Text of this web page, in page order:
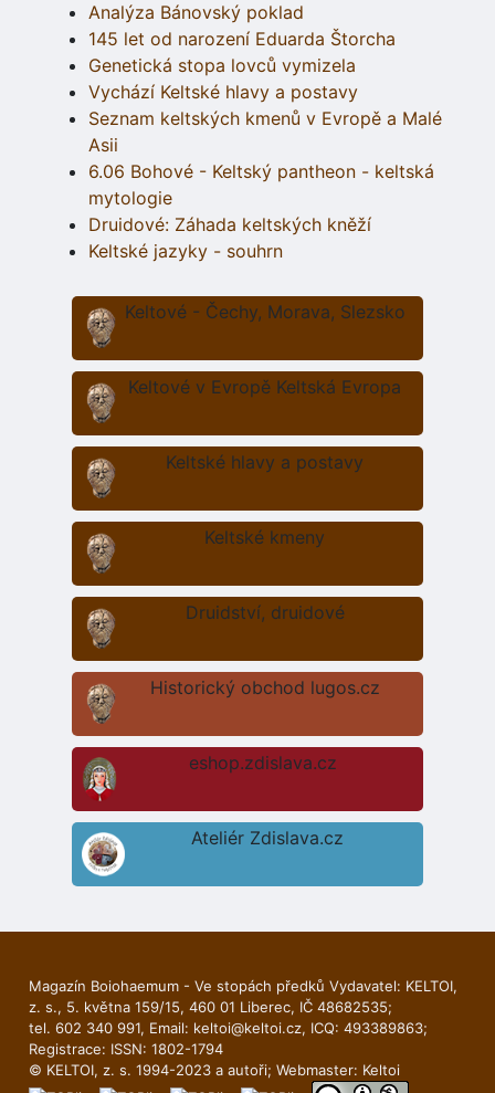
Analýza Bánovský poklad
145 let od narození Eduarda Štorcha
Genetická stopa lovců vymizela
Vychází Keltské hlavy a postavy
Seznam keltských kmenů v Evropě a Malé
Asii
6.06 Bohové - Keltský pantheon - keltská
mytologie
Druidové: Záhada keltských kněží
Keltské jazyky - souhrn
Keltové - Čechy, Morava, Slezsko
Keltové v Evropě Keltská Evropa
Keltské hlavy a postavy
Keltské kmeny
Druidství, druidové
Historický obchod lugos.cz
eshop.zdislava.cz
Ateliér Zdislava.cz
Magazín Boiohaemum - Ve stopách předků Vydavatel: KELTOI,
z. s., 5. května 159/15, 460 01 Liberec, IČ 48682535;
tel. 602 340 991, Email: keltoi@keltoi.cz, ICQ: 493389863;
Registrace: ISSN: 1802-1794
© KELTOI, z. s. 1994-2023 a autoři; Webmaster: Keltoi